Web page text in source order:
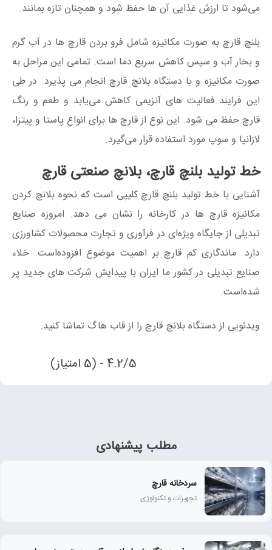
می‌شود تا ارزش غذایی آن ها حفظ شود و همچنان تازه بمانند.
بلنچ قارچ به صورت مکانیزه شامل فرو بردن قارچ ها در آب گرم
و بخار آب و سپس کاهش سریع دما است. تمامی این مراحل به
صورت مکانیزه و با دستگاه بلانچ قارچ انجام می پذیرد. در طی
این فرایند فعالیت های آنزیمی کاهش می‌یابد و طعم و رنگ
قارچ حفظ می شود. این نوع از قارچ ها برای انواع پاستا و پیتزا،
لازانیا و سوپ مورد استفاده قرار می‌گیرد.
خط تولید بلنچ قارچ، بلانچ صنعتی قارچ
آشنایی با خط تولید بلنچ‌ قارچ کلیپی است که نحوه بلانچ کردن
مکانیزه قارچ ها در کارخانه را نشان می دهد. امروزه صنایع
تبدیلی از جایگاه ویژه‌ای در فرآوری و تجارت محصولات کشاورزی
دارد. ماندگاری کم قارچ بر اهمیت موضوع افزوده‌است. خلاء
صنایع تبدیلی در کشور ما ایران با پیدایش شرکت های جدید پر
شده‌است.
ویدئویی از دستگاه بلانچ قارچ را از قاب هاگ تماشا کنید.
4.2/5 - (5 امتیاز)
مطلب پیشنهادی
سردخانه قارچ
تجهیزات و تکنولوژی